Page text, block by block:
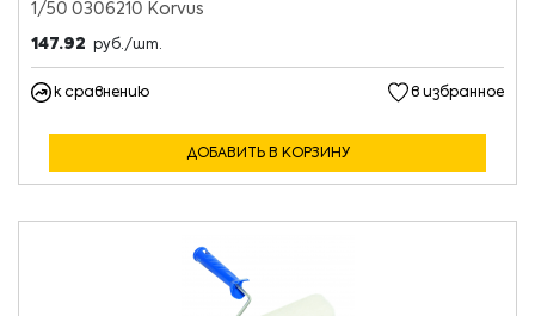
1/50 0306210 Korvus
147.92 руб./шт.
к сравнению в избранное
ДОБАВИТЬ В КОРЗИНУ